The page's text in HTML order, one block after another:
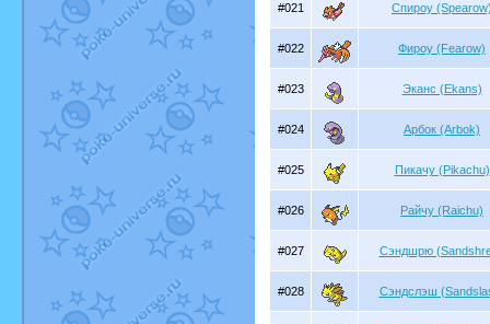
#021 Спироу
#022 Фироу (Fearow)
#023 Эканс (Ekans)
#024 Арбок (Arbok)
#025 Пикачу (Pikachu)
#026 Райчу (Raichu)
#027 Сэндшрю
#028 Сэндслэш